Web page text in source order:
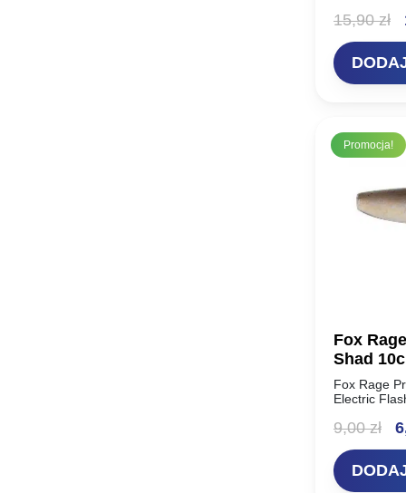
doskonałą
15,90zł
Promocja!
Fox
Shad
Fox Rage
Electric
doskonałą
9,00zł